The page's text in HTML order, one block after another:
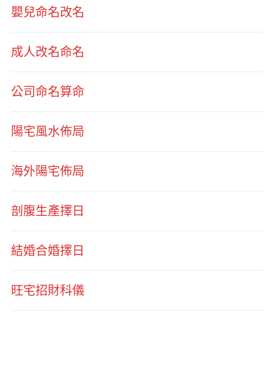
嬰兒命名改名
成人改名命名
公司命名算命
陽宅風水佈局
海外陽宅佈局
剖腹生產擇日
結婚合婚擇日
旺宅招財科儀